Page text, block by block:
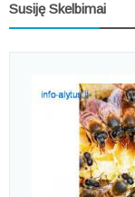
Susiję Skelbimai